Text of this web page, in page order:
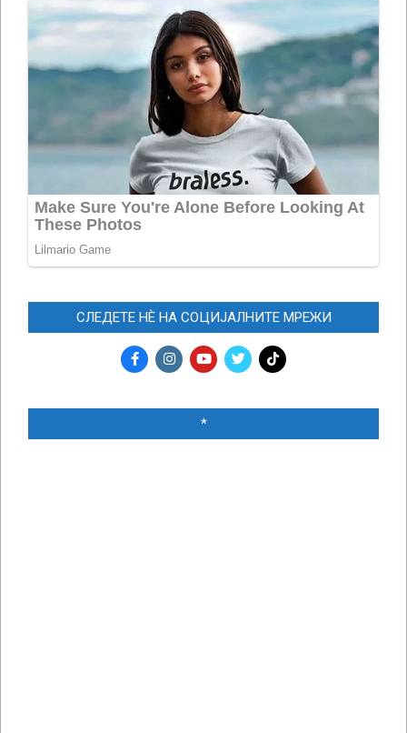
СЛЕДЕТЕ НЀ НА СОЦИЈАЛНИТЕ МРЕЖИ
*